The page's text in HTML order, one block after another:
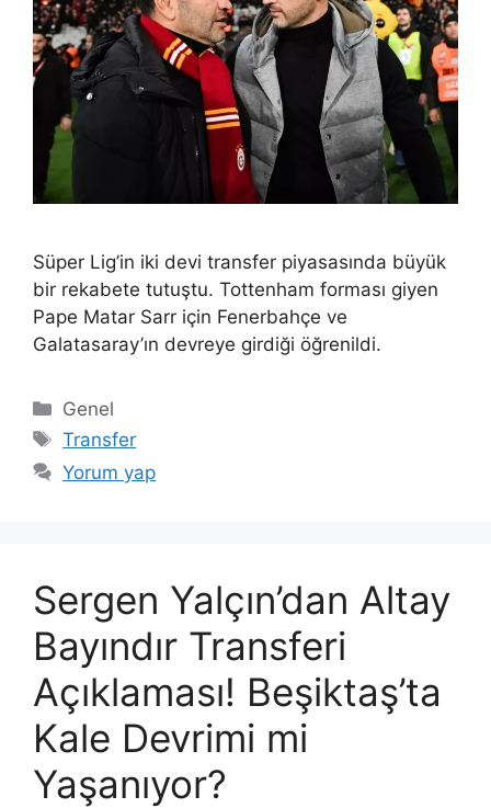
Süper Lig’in iki devi transfer piyasasında büyük
bir rekabete tutuştu. Tottenham forması giyen
Pape Matar Sarr için Fenerbahçe ve
Galatasaray’ın devreye girdiği öğrenildi.
Kategoriler
Genel
Etiketler
Transfer
Yorum yap
Sergen Yalçın’dan Altay
Bayındır Transferi
Açıklaması! Beşiktaş’ta
Kale Devrimi mi
Yaşanıyor?